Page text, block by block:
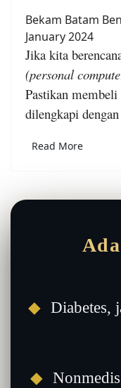
Bekam Batam
January 2024
Jika kita
(personal
Pastikan
dilengkapi
Read More
◆ Diabetes,
◆